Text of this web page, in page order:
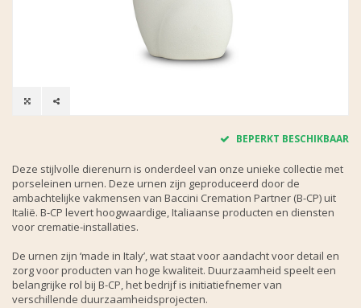
BEPERKT BESCHIKBAAR
Deze stijlvolle dierenurn is onderdeel van onze unieke collectie met
porseleinen urnen. Deze urnen zijn geproduceerd door de
ambachtelijke vakmensen van Baccini Cremation Partner (B-CP) uit
Italië. B-CP levert hoogwaardige, Italiaanse producten en diensten
voor crematie-installaties.
De urnen zijn ‘made in Italy’, wat staat voor aandacht voor detail en
zorg voor producten van hoge kwaliteit. Duurzaamheid speelt een
belangrijke rol bij B-CP, het bedrijf is initiatiefnemer van
verschillende duurzaamheidsprojecten.